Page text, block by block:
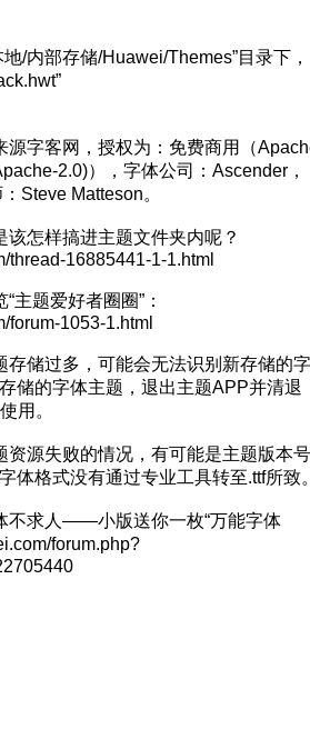
/内部存储/Huawei/Themes”目录下，
源字客网，授权为：免费商用（
2.0)），字体公司：Ascender，
Steve Matteson。
该怎样搞进主题文件夹内呢？
thread-16885441-1-1.html
主题爱好者圈圈”：
forum-1053-1.html
存储过多，可能会无法识别新存储的字
储的字体主题，退出主题APP并清退
用。
资源失败的情况，有可能是主题版本号
体格式没有通过专业工具转至.ttf所致
不求人——小版送你一枚“万能字体
forum.php?